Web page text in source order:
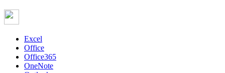
Excel
Office
Office365
OneNote